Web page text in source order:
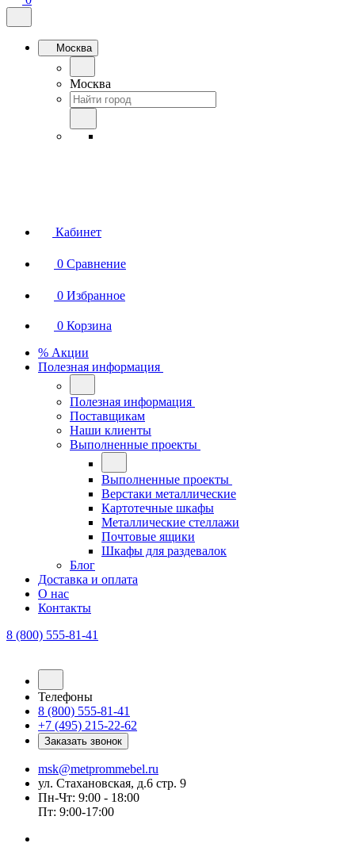
Москва
Москва
Кабинет
0 Сравнение
0 Избранное
0 Корзина
% Акции
Полезная информация
Полезная информация
Поставщикам
Наши клиенты
Выполненные проекты
Выполненные проекты
Верстаки металлические
Картотечные шкафы
Металлические стеллажи
Почтовые ящики
Шкафы для раздевалок
Блог
Доставка и оплата
О нас
Контакты
8 (800) 555-81-41
Телефоны
8 (800) 555-81-41
+7 (495) 215-22-62
Заказать звонок
msk@metprommebel.ru
ул. Стахановская, д.6 стр. 9
Пн-Чт: 9:00 - 18:00
Пт: 9:00-17:00